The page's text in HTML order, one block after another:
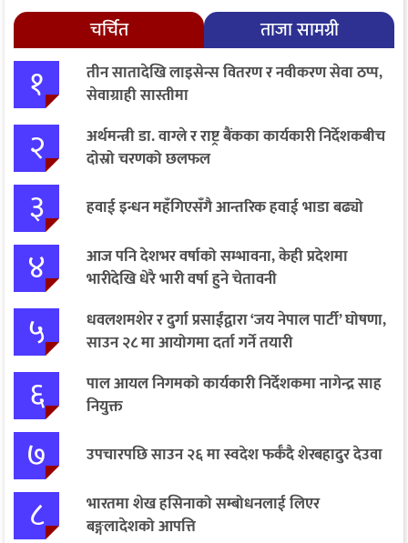
चर्चित ताजा सामग्री
१
तीन सातादेखि लाइसेन्स वितरण र नवीकरण सेवा ठप्प,
सेवाग्राही सास्तीमा
२
अर्थमन्त्री डा. वाग्ले र राष्ट्र बैंकका कार्यकारी निर्देशकबीच
दोस्रो चरणको छलफल
३ हवाई इन्धन महँगिएसँगै आन्तरिक हवाई भाडा बढ्यो
४
आज पनि देशभर वर्षाको सम्भावना, केही प्रदेशमा
भारीदेखि धेरै भारी वर्षा हुने चेतावनी
५
धवलशमशेर र दुर्गा प्रसाईंद्वारा ‘जय नेपाल पार्टी’ घोषणा,
साउन २८ मा आयोगमा दर्ता गर्ने तयारी
६
पाल आयल निगमको कार्यकारी निर्देशकमा नागेन्द्र साह
नियुक्त
७ उपचारपछि साउन २६ मा स्वदेश फर्कँदै शेरबहादुर देउवा
८
भारतमा शेख हसिनाको सम्बोधनलाई लिएर
बङ्गलादेशको आपत्ति